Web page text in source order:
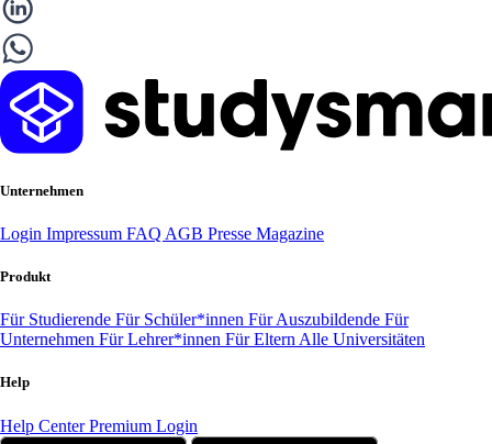
Unternehmen
Login Impressum FAQ AGB Presse Magazine
Produkt
Für Studierende Für Schüler*innen Für Auszubildende Für
Unternehmen Für Lehrer*innen Für Eltern Alle Universitäten
Help
Help CenterPremium Login